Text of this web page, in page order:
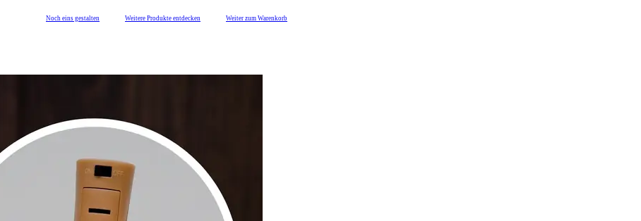
Noch eins gestalten Weitere Produkte entdecken Weiter zum Warenkorb